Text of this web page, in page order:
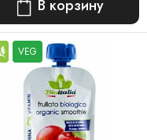
В корзину
VEG